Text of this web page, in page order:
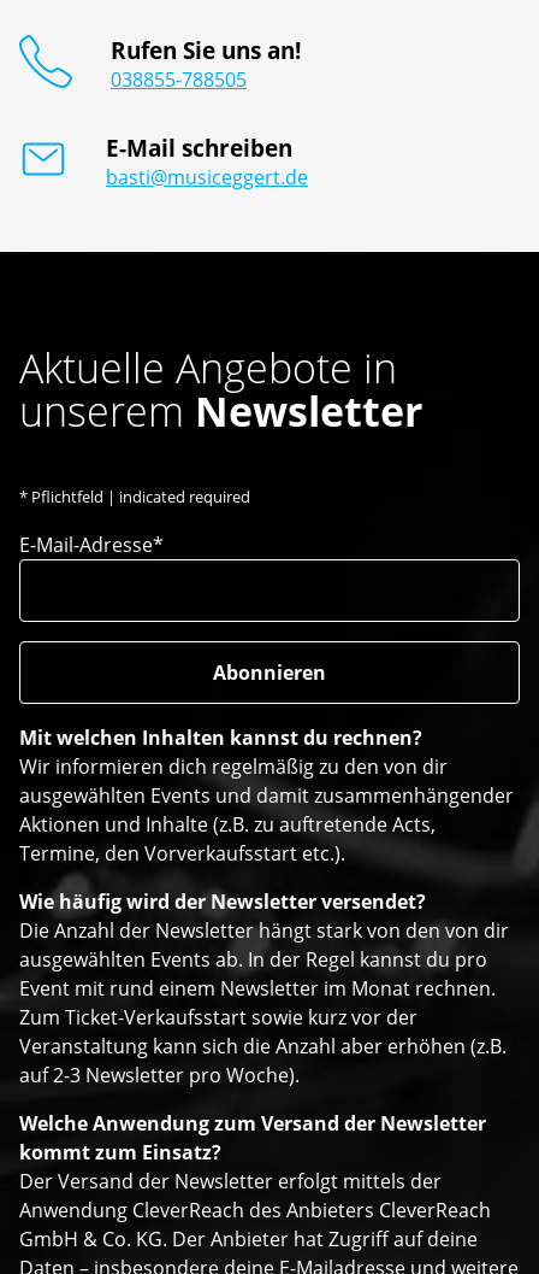
Rufen Sie uns an!
038855-788505
E-Mail schreiben
basti@musiceggert.de
Aktuelle Angebote in
unserem Newsletter
* Pflichtfeld | indicated required
E-Mail-Adresse*
Mit welchen Inhalten kannst du rechnen?
Wir informieren dich regelmäßig zu den von dir
ausgewählten Events und damit zusammenhängender
Aktionen und Inhalte (z.B. zu auftretende Acts,
Termine, den Vorverkaufsstart etc.).
Wie häufig wird der Newsletter versendet?
Die Anzahl der Newsletter hängt stark von den von dir
ausgewählten Events ab. In der Regel kannst du pro
Event mit rund einem Newsletter im Monat rechnen.
Zum Ticket-Verkaufsstart sowie kurz vor der
Veranstaltung kann sich die Anzahl aber erhöhen (z.B.
auf 2-3 Newsletter pro Woche).
Welche Anwendung zum Versand der Newsletter
kommt zum Einsatz?
Der Versand der Newsletter erfolgt mittels der
Anwendung CleverReach des Anbieters CleverReach
GmbH & Co. KG. Der Anbieter hat Zugriff auf deine
Daten – insbesondere deine E-Mailadresse und weitere